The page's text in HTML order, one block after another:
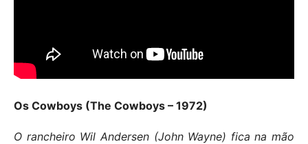
Os Cowboys (The Cowboys – 1972)
O rancheiro Wil Andersen (John Wayne) fica na mão